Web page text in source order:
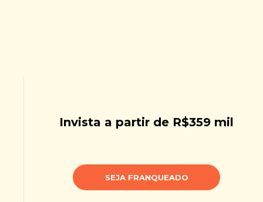
Invista a partir de R$359 mil
SEJA FRANQUEADO